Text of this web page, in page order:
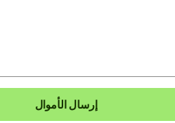
إرسال الأموال